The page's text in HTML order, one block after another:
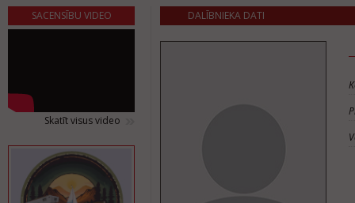
SACENSĪBU VIDEO
Skatīt visus video
DALĪBNIEKA DATI